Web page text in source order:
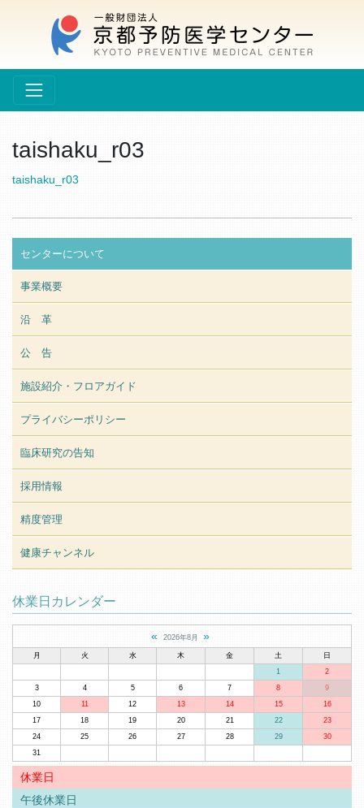
taishaku_r03
taishaku_r03
センターについて
事業概要
沿 革
公 告
施設紹介・フロアガイド
プライバシーポリシー
臨床研究の告知
採用情報
精度管理
健康チャンネル
休業日カレンダー
« 2026年8月 »
月 火 水 木 金 土
日
1
2
3
4 5 6 7 8
9
10
11 12 13 14 15
16
17
18 19 20 21 22
23
24
25 26 27 28 29
30
31
休業日
午後休業日